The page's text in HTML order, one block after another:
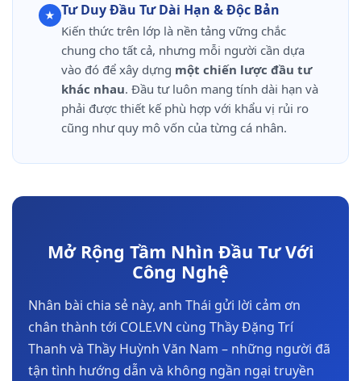
★ Tư Duy Đầu Tư Dài Hạn & Độc Bản
Kiến thức trên lớp là nền tảng vững chắc
chung cho tất cả, nhưng mỗi người cần dựa
vào đó để xây dựng một chiến lược đầu tư
khác nhau. Đầu tư luôn mang tính dài hạn và
phải được thiết kế phù hợp với khẩu vị rủi ro
cũng như quy mô vốn của từng cá nhân.
Mở Rộng Tầm Nhìn Đầu Tư Với
Công Nghệ
Nhân bài chia sẻ này, anh Thái gửi lời cảm ơn
chân thành tới COLE.VN cùng Thầy Đặng Trí
Thanh và Thầy Huỳnh Văn Nam – những người đã
tận tình hướng dẫn và không ngần ngại truyền